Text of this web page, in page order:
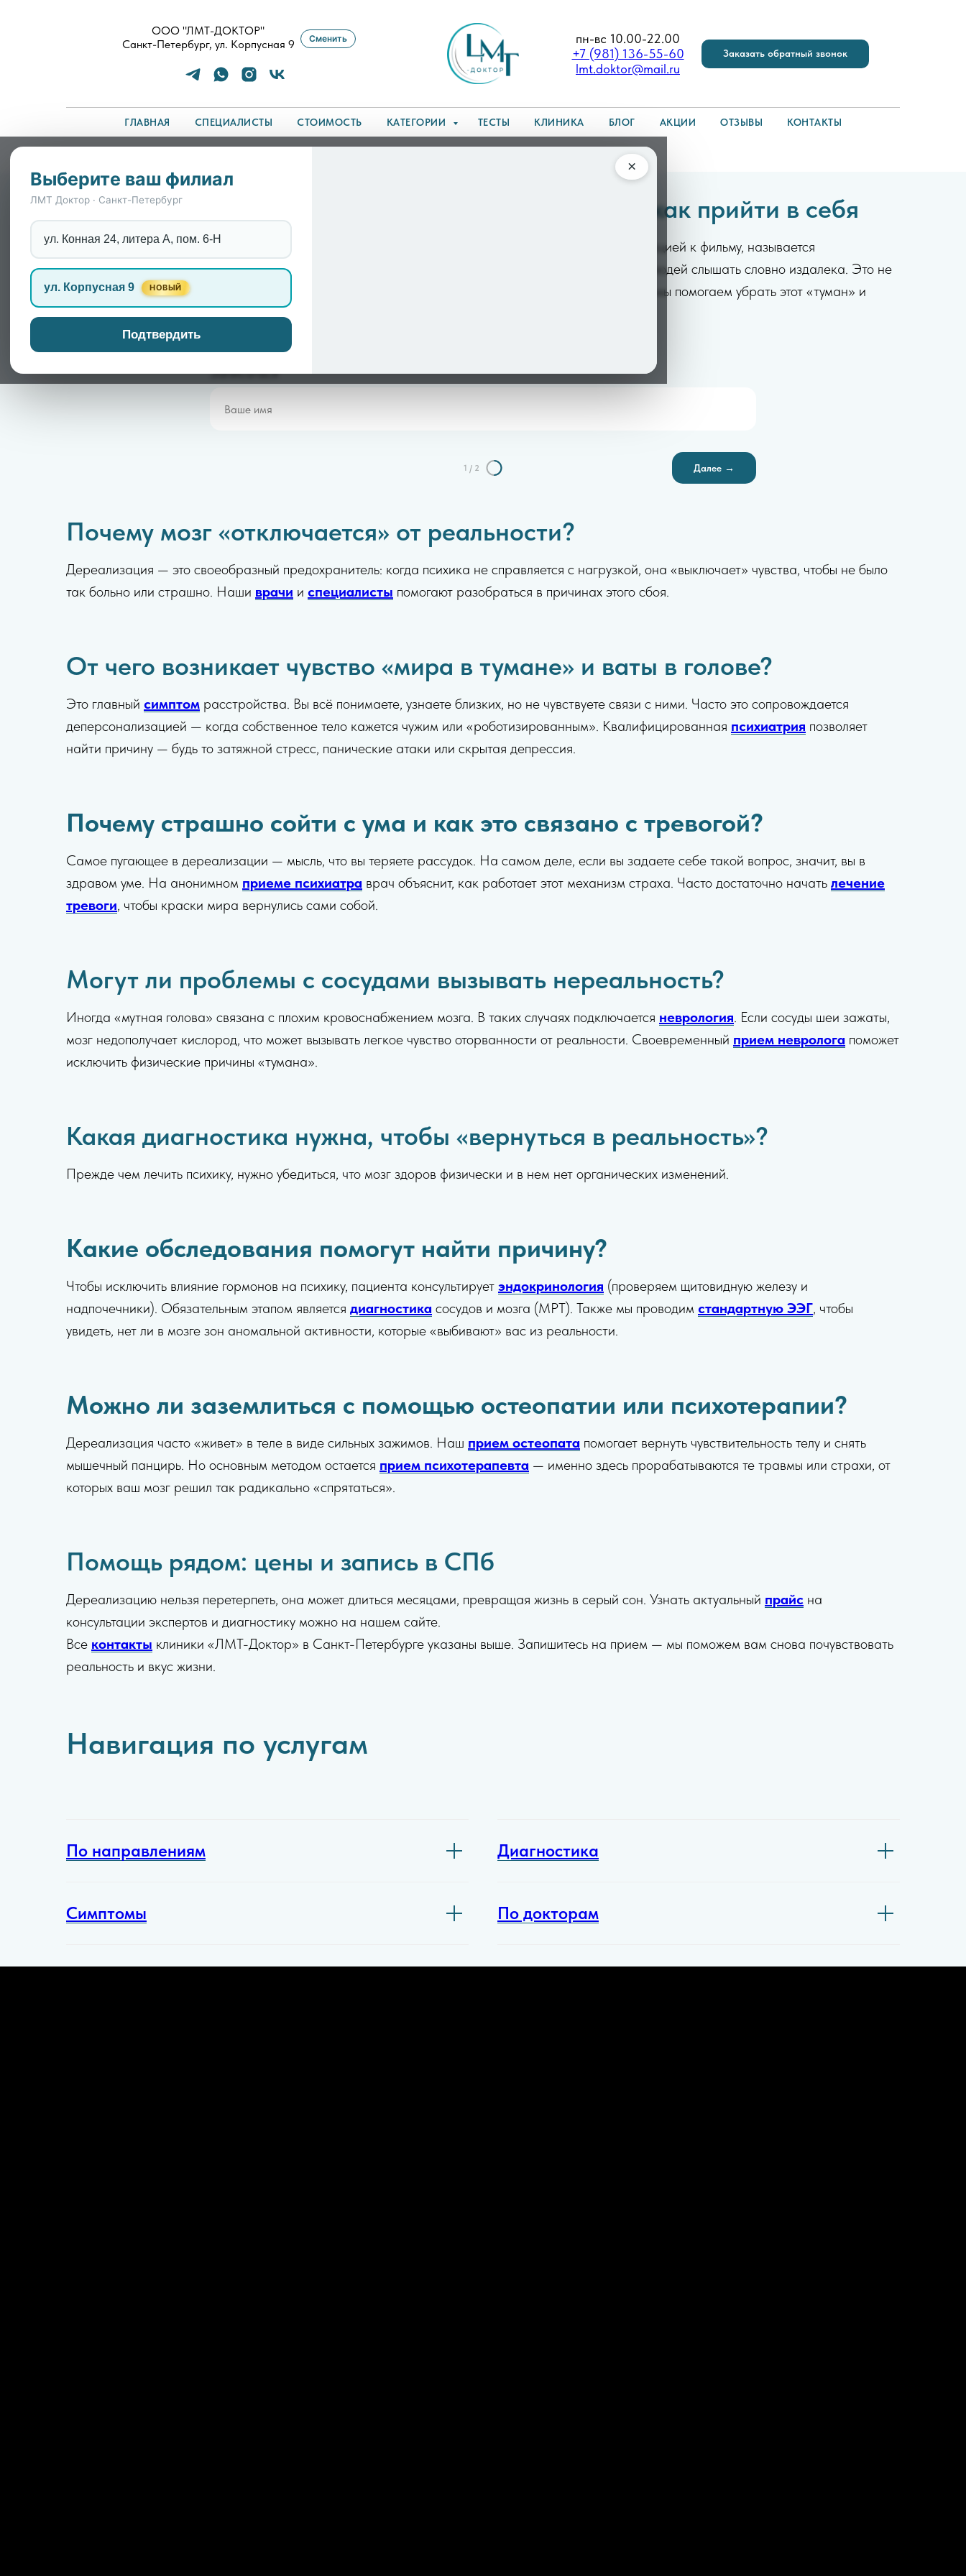
ООО "ЛМТ-ДОКТОР"
Санкт-Петербург, ул. Корпусная 9
Сменить
пн-вс 10.00-22.00
+7 (981) 136-55-60
lmt.doktor@mail.ru
Заказать обратный звонок
ГЛАВНАЯ СПЕЦИАЛИСТЫ СТОИМОСТЬ КАТЕГОРИИ ТЕСТЫ КЛИНИКА БЛОГ АКЦИИ ОТЗЫВЫ КОНТАКТЫ
×
Выберите ваш филиал
ЛМТ Доктор · Санкт-Петербург
ул. Конная 24, литера А, пом. 6-Н
ул. Корпусная 9 НОВЫЙ
Подтвердить
Дереализация: почему всё кажется нереальным и как прийти в себя
Состояние, когда привычные вещи кажутся чужими, а мир вокруг — плоской картинкой или декорацией к фильму, называется
дереализацией. Человек может видеть предметы как будто через слой воды или вакуум, а голоса людей слышать словно издалека. Это не
сумасшествие, а защитная реакция мозга на сильный стресс или тревогу. В нашем
мы помогаем убрать этот «туман» и
вернуть яркость восприятия жизни.
Записаться
Далее →
1 / 2
Почему мозг «отключается» от реальности?
Дереализация — это своеобразный предохранитель: когда психика не справляется с нагрузкой, она «выключает» чувства, чтобы не было
так больно или страшно. Наши врачи и специалисты помогают разобраться в причинах этого сбоя.
От чего возникает чувство «мира в тумане» и ваты в голове?
Это главный симптом расстройства. Вы всё понимаете, узнаете близких, но не чувствуете связи с ними. Часто это сопровождается
деперсонализацией — когда собственное тело кажется чужим или «роботизированным». Квалифицированная психиатрия позволяет
найти причину — будь то затяжной стресс, панические атаки или скрытая депрессия.
Почему страшно сойти с ума и как это связано с тревогой?
Самое пугающее в дереализации — мысль, что вы теряете рассудок. На самом деле, если вы задаете себе такой вопрос, значит, вы в
здравом уме. На анонимном приеме психиатра врач объяснит, как работает этот механизм страха. Часто достаточно начать лечение
тревоги, чтобы краски мира вернулись сами собой.
Могут ли проблемы с сосудами вызывать нереальность?
Иногда «мутная голова» связана с плохим кровоснабжением мозга. В таких случаях подключается неврология. Если сосуды шеи зажаты,
мозг недополучает кислород, что может вызывать легкое чувство оторванности от реальности. Своевременный прием невролога поможет
исключить физические причины «тумана».
Какая диагностика нужна, чтобы «вернуться в реальность»?
Прежде чем лечить психику, нужно убедиться, что мозг здоров физически и в нем нет органических изменений.
Какие обследования помогут найти причину?
Чтобы исключить влияние гормонов на психику, пациента консультирует эндокринология (проверяем щитовидную железу и
надпочечники). Обязательным этапом является диагностика сосудов и мозга (МРТ). Также мы проводим стандартную ЭЭГ, чтобы
увидеть, нет ли в мозге зон аномальной активности, которые «выбивают» вас из реальности.
Можно ли заземлиться с помощью остеопатии или психотерапии?
Дереализация часто «живет» в теле в виде сильных зажимов. Наш прием остеопата помогает вернуть чувствительность телу и снять
мышечный панцирь. Но основным методом остается прием психотерапевта — именно здесь прорабатываются те травмы или страхи, от
которых ваш мозг решил так радикально «спрятаться».
Помощь рядом: цены и запись в СПб
Дереализацию нельзя перетерпеть, она может длиться месяцами, превращая жизнь в серый сон. Узнать актуальный прайс на
консультации экспертов и диагностику можно на нашем сайте.
Все контакты клиники «ЛМТ-Доктор» в Санкт-Петербурге указаны выше. Запишитесь на прием — мы поможем вам снова почувствовать
реальность и вкус жизни.
Навигация по услугам
По направлениям
Симптомы
Диагностика
По докторам